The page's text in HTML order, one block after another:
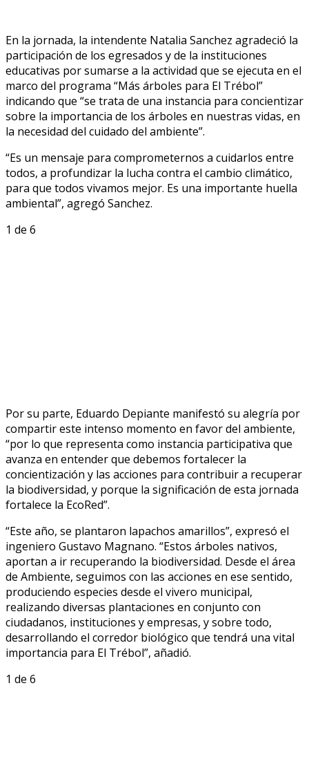
En la jornada, la intendente Natalia Sanchez agradeció la
participación de los egresados y de la instituciones
educativas por sumarse a la actividad que se ejecuta en el
marco del programa “Más árboles para El Trébol”
indicando que “se trata de una instancia para concientizar
sobre la importancia de los árboles en nuestras vidas, en
la necesidad del cuidado del ambiente”.
“Es un mensaje para comprometernos a cuidarlos entre
todos, a profundizar la lucha contra el cambio climático,
para que todos vivamos mejor. Es una importante huella
ambiental”, agregó Sanchez.
1 de 6
Por su parte, Eduardo Depiante manifestó su alegría por
compartir este intenso momento en favor del ambiente,
“por lo que representa como instancia participativa que
avanza en entender que debemos fortalecer la
concientización y las acciones para contribuir a recuperar
la biodiversidad, y porque la significación de esta jornada
fortalece la EcoRed”.
“Este año, se plantaron lapachos amarillos”, expresó el
ingeniero Gustavo Magnano. “Estos árboles nativos,
aportan a ir recuperando la biodiversidad. Desde el área
de Ambiente, seguimos con las acciones en ese sentido,
produciendo especies desde el vivero municipal,
realizando diversas plantaciones en conjunto con
ciudadanos, instituciones y empresas, y sobre todo,
desarrollando el corredor biológico que tendrá una vital
importancia para El Trébol”, añadió.
1 de 6